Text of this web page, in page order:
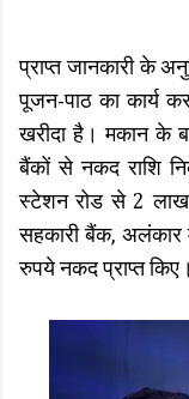
प्राप्त जानकारी के
पूजन-पाठ का कार्य
खरीदा है। मकान के
बैंकों से नकद राशि
स्टेशन रोड से 2
सहकारी बैंक, अलंकार
रुपये नकद प्राप्त किए।